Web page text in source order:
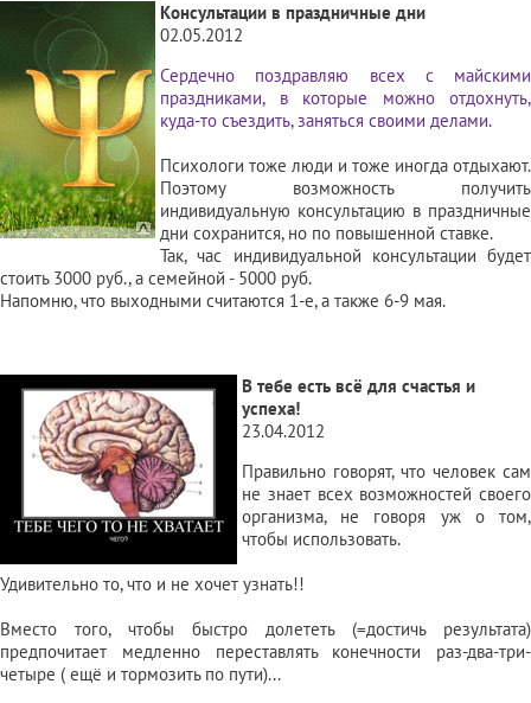
Консультации в праздничные дни
02.05.2012
Сердечно поздравляю всех с майскими
праздниками, в которые можно отдохнуть,
куда-то съездить, заняться своими делами.
Психологи тоже люди и тоже иногда отдыхают.
Поэтому возможность получить
индивидуальную консультацию в праздничные
дни сохранится, но по повышенной ставке.
Так, час индивидуальной консультации будет
стоить 3000 руб., а семейной - 5000 руб.
Напомню, что выходными считаются 1-е, а также 6-9 мая.
В тебе есть всё для счастья и
успеха!
23.04.2012
Правильно говорят, что человек сам
не знает всех возможностей своего
организма, не говоря уж о том,
чтобы использовать.
Удивительно то, что и не хочет узнать!!
Вместо того, чтобы быстро долететь (=достичь результата)
предпочитает медленно переставлять конечности раз-два-три-
четыре ( ещё и тормозить по пути)...